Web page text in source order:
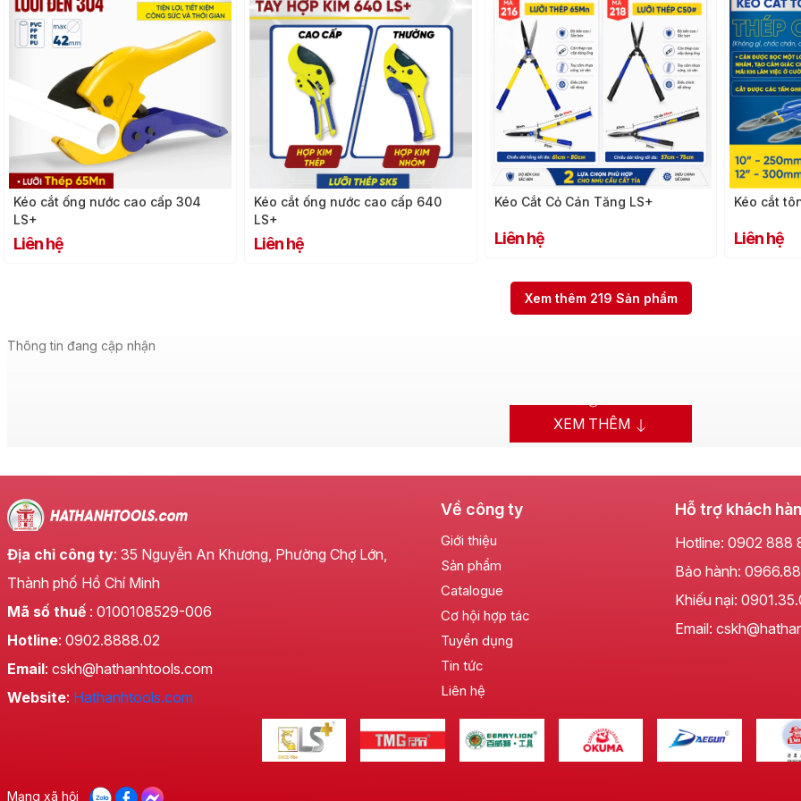
Kéo cắt ống nước cao cấp 304
LS+
Liên hệ
Kéo cắt ống nước cao cấp 640
LS+
Liên hệ
Kéo Cắt Cỏ Cán Tăng LS+
Liên hệ
Kéo cắt
Liên hệ
Xem thêm 219 Sản phẩm
Thông tin đang cập nhận
XEM THÊM
Địa chỉ công ty: 35 Nguyễn An Khương, Phường Chợ Lớn,
Thành phố Hồ Chí Minh
Mã số thuế : 0100108529-006
Hotline: 0902.8888.02
Email: cskh@hathanhtools.com
Website: Hathanhtools.com
Về công ty
Giới thiệu
Sản phẩm
Catalogue
Cơ hội hợp tác
Tuyển dụng
Tin tức
Liên hệ
Hỗ trợ khách
Hotline: 0902 888
Bảo hành:
Khiếu nại:
Email:
Mạng xã hội